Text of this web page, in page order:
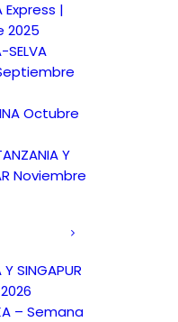
Express |
2025
SELVA
Octubre
Y
Noviembre
Y SINGAPUR
– Semana